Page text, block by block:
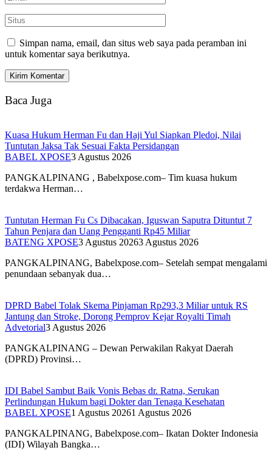
Simpan nama, email, dan situs web saya pada peramban ini
untuk komentar saya berikutnya.
Baca Juga
Kuasa Hukum Herman Fu dan Haji Yul Siapkan Pledoi, Nilai
Tuntutan Jaksa Tak Sesuai Fakta Persidangan
BABEL XPOSE3 Agustus 2026
PANGKALPINANG , Babelxpose.com– Tim kuasa hukum
terdakwa Herman…
Tuntutan Herman Fu Cs Dibacakan, Iguswan Saputra Dituntut 7
Tahun Penjara dan Uang Pengganti Rp45 Miliar
BATENG XPOSE3 Agustus 20263 Agustus 2026
PANGKALPINANG, Babelxpose.com– Setelah sempat mengalami
penundaan sebanyak dua…
DPRD Babel Tolak Skema Pinjaman Rp293,3 Miliar untuk RS
Jantung dan Stroke, Dorong Pemprov Kejar Royalti Timah
Advetorial3 Agustus 2026
PANGKALPINANG – Dewan Perwakilan Rakyat Daerah
(DPRD) Provinsi…
IDI Babel Sambut Baik Vonis Bebas dr. Ratna, Serukan
Perlindungan Hukum bagi Dokter dan Tenaga Kesehatan
BABEL XPOSE1 Agustus 20261 Agustus 2026
PANGKALPINANG, Babelxpose.com– Ikatan Dokter Indonesia
(IDI) Wilayah Bangka…